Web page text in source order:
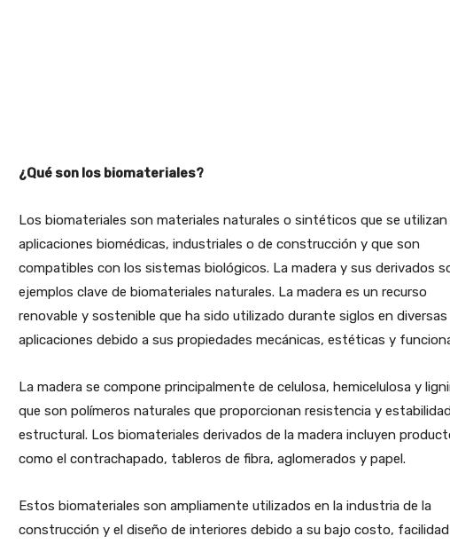
¿Qué son los biomateriales?
Los biomateriales son materiales naturales o sintéticos que se utilizan
aplicaciones biomédicas, industriales o de construcción y que son
compatibles con los sistemas biológicos. La madera y sus derivados
ejemplos clave de biomateriales naturales. La madera es un recurso
renovable y sostenible que ha sido utilizado durante siglos en diversas
aplicaciones debido a sus propiedades mecánicas, estéticas y
La madera se compone principalmente de celulosa, hemicelulosa y
que son polímeros naturales que proporcionan resistencia y
estructural. Los biomateriales derivados de la madera incluyen
como el contrachapado, tableros de fibra, aglomerados y papel.
Estos biomateriales son ampliamente utilizados en la industria de la
construcción y el diseño de interiores debido a su bajo costo,